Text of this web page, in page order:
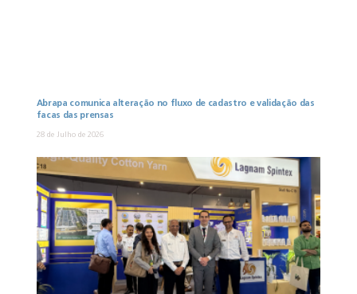
Abrapa comunica alteração no fluxo de cadastro e validação das
facas das prensas
28 de Julho de 2026